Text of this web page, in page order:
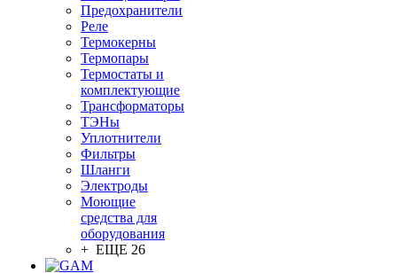
Предохранители
Реле
Термокерны
Термопары
Термостаты и
комплектующие
Трансформаторы
ТЭНы
Уплотнители
Фильтры
Шланги
Электроды
Моющие
средства для
оборудования
+ ЕЩЕ 26